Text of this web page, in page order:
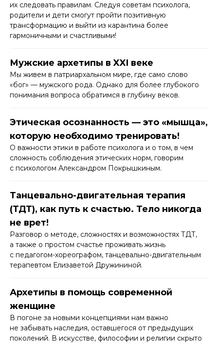
их следовать правилам. Следуя советам психолога,
родители и дети смогут пройти позитивную
трансформацию и выйти из карантина более
гармоничными и счастливыми!
Мужские архетипы в XXI веке
Мы живем в патриархальном мире, где само слово
«бог» — мужского рода. Однако для более глубокого
понимания вопроса обратимся в глубину веков.
Этическая осознанность — это «мышца»,
которую необходимо тренировать!
О важности этики в работе психолога и о том, в чем
сложность соблюдения этических норм, говорим
с психологом Александром Покрышкиным.
Танцевально-двигательная терапия
(ТДТ), как путь к счастью. Тело никогда
не врет!
Разговор о методе, сложностях и возможностях ТДТ,
а также о простом счастье проживать жизнь
с педагогом-хореографом, танцевально-двигательным
терапевтом Елизаветой ​Дружининой.
Архетипы в помощь современной
женщине
В погоне за новыми концепциями нам важно
не забывать наследия, оставшегося от предыдущих
поколений. В искусстве, философии и религии скрыто